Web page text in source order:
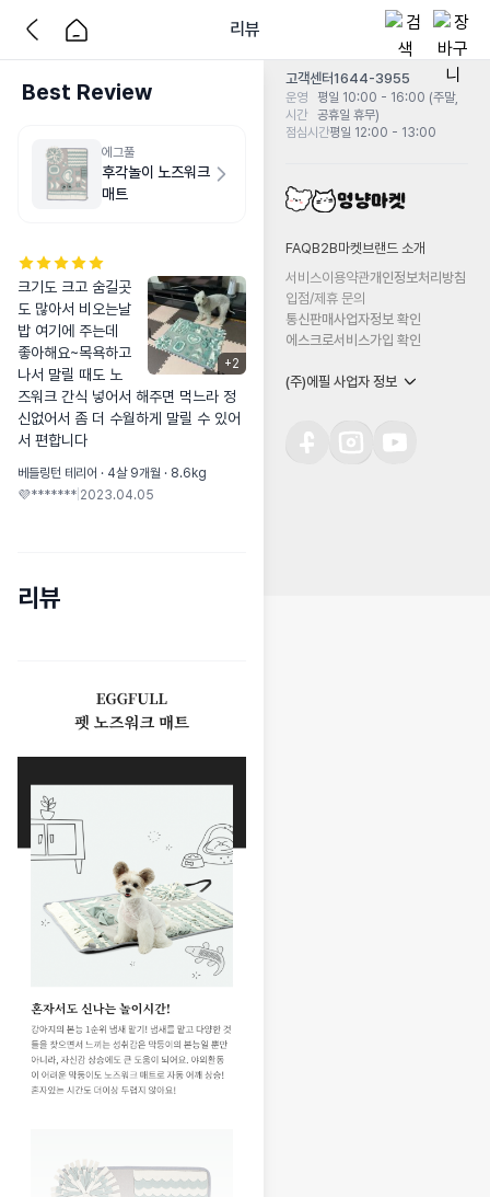
리뷰
Best Review
에그풀
후각놀이 노즈워크
매트
+2
크기도 크고 숨길곳
도 많아서 비오는날
밥 여기에 주는데
좋아해요~목욕하고
나서 말릴 때도 노
즈워크 간식 넣어서 해주면 먹느라 정
신없어서 좀 더 수월하게 말릴 수 있어
서 편합니다
베들링턴 테리어 · 4살 9개월 · 8.6kg
💜******* 2023.04.05
리뷰
고객센터1644-3955
운영
시간
평일 10:00 - 16:00 (주말,
공휴일 휴무)
점심시간평일 12:00 - 13:00
FAQB2B마켓 브랜드 소개
서비스이용약관개인정보처리방침
입점/제휴 문의
통신판매사업자정보 확인
에스크로서비스가입 확인
(주)에필 사업자 정보